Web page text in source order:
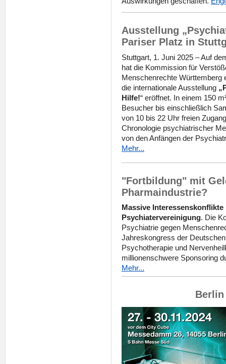
Ausstellung
Pariser Platz in
Stuttgart, 1. Juni 2025 – Auf
hat die Kommission für
Menschenrechte Württemberg
die internationale Ausstellung
Hilfe!“ eröffnet. In einem 150
Besucher bis einschließlich
von 10 bis 22 Uhr freien
Chronologie psychiatrischer
von den Anfängen der
Mehr...
"Fortbildung" mit
Pharmaindustrie?
Massive
Psychiatervereinigung. Die
Psychiatrie gegen
Jahreskongress der
Psychotherapie und
millionenschwere Sponsoring
Mehr...
Berlin